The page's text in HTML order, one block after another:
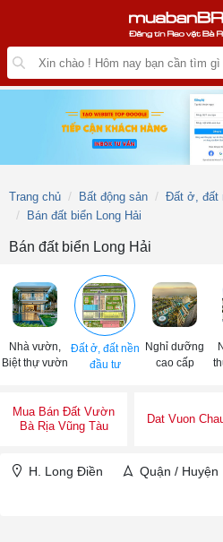
Trang chủ Bất động sản
Đất ở, đất
Bán đất biển Long Hải
Bán đất biển Long Hải
Nhà vườn,
Biệt thự vườn
Đất ở, đất nền
đầu tư
Nghỉ dưỡng
cao cấp
Mua Bán Đất Vườn
Bà Rịa Vũng Tàu
Dat Vuon
H. Long Điền Quận / Huyện